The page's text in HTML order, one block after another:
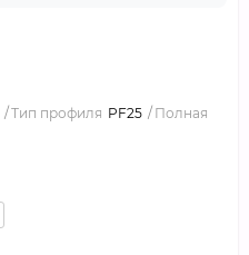
Тип профиля PF25
Полная